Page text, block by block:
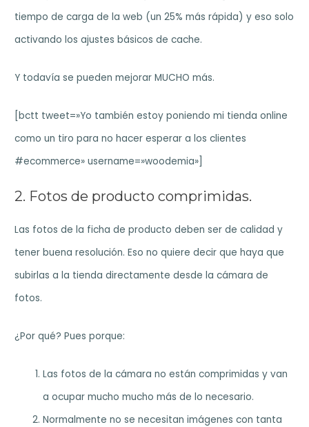
tiempo de carga de la web (un 25% más rápida) y eso solo
activando los ajustes básicos de cache.
Y todavía se pueden mejorar MUCHO más.
[bctt tweet=»Yo también estoy poniendo mi tienda online
como un tiro para no hacer esperar a los clientes
#ecommerce» username=»woodemia»]
2. Fotos de producto comprimidas.
Las fotos de la ficha de producto deben ser de calidad y
tener buena resolución. Eso no quiere decir que haya que
subirlas a la tienda directamente desde la cámara de
fotos.
¿Por qué? Pues porque:
Las fotos de la cámara no están comprimidas y van
a ocupar mucho mucho más de lo necesario.
Normalmente no se necesitan imágenes con tanta